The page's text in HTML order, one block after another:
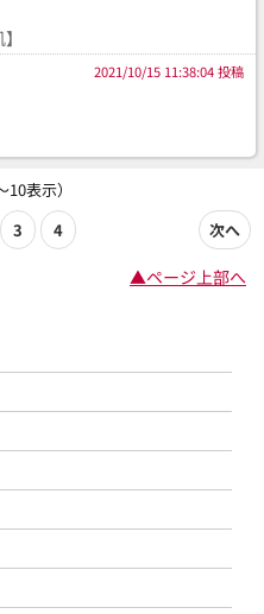
2021/10/15 11:38:04 投稿
表示）
3 4 次へ
▲ページ上部へ